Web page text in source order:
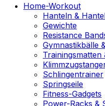
Home-Workout
Hanteln &
Gewichte
Resistance
Gymnastikbälle
Trainingsmatten
Schlingentrainer
Springseile
Fitness-Gadgets
Power-Racks &